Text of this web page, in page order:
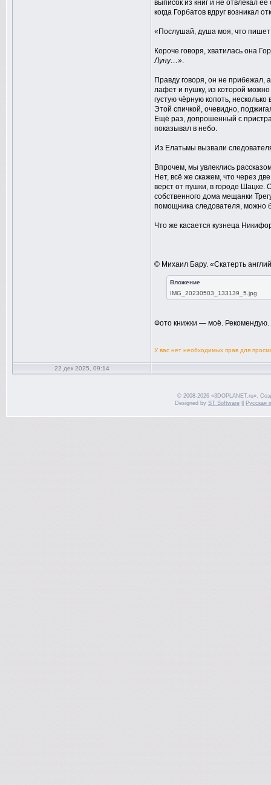
выписок из книг и не отвлекал
когда Горбатов вдруг возникал
«Послушай, душа моя, что
Короче говоря, хватилась она
Луну…».
Правду говоря, он не прибежал,
лафет и пушку, из которой можно
густую чёрную копоть,
Этой спичкой, очевидно,
Ещё раз, допрошенный с
показывал в небо.
Из Елатьмы вызвали
Впрочем, мы увлеклись
Нет, всё же скажем, что через
верст от пушки, в городе
собственного дома мещанки
помощника следователя, можно
Что же касается кузнеца
© Михаил Бару. «Скатерть
Вложение
IMG_20230503_133139_5.jpg
Фото книжки — моё. Рекомендую.
У вас нет необходимых прав для
22 дек 2025, 09:14
© 2008-2026 «3DOPLANET.ru».
Designed by ST Software Русская